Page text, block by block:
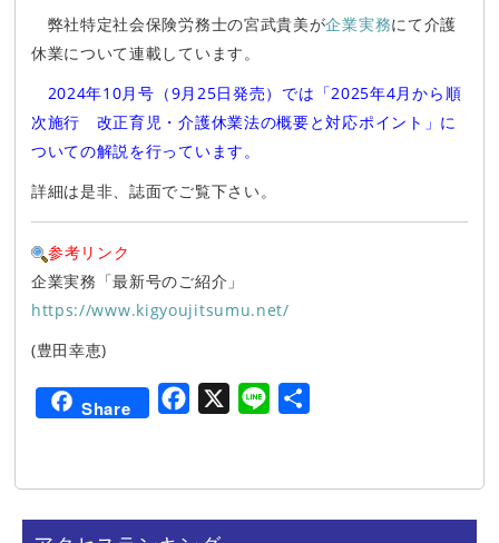
弊社特定社会保険労務士の宮武貴美が企業実務にて介護
休業について連載しています。
2024年10月号（9月25日発売）では「2025年4月から順
次施行 改正育児・介護休業法の概要と対応ポイント」に
ついての解説を行っています。
詳細は是非、誌面でご覧下さい。
参考リンク
企業実務「最新号のご紹介」
https://www.kigyoujitsumu.net/
(豊田幸恵)
Share
e
b
e